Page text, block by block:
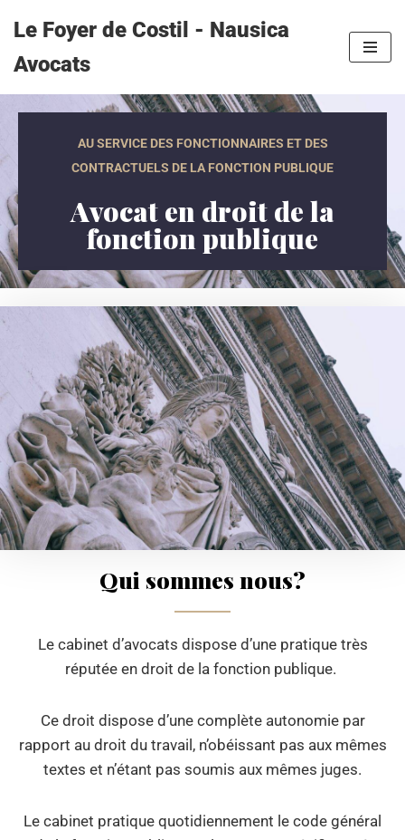
au
contenu
Le Foyer de Costil - Nausica
Avocats
AU SERVICE DES FONCTIONNAIRES ET DES
CONTRACTUELS DE LA FONCTION PUBLIQUE
Avocat en droit de la
fonction publique
Qui sommes nous?
Le cabinet d’avocats dispose d’une pratique très
réputée en droit de la fonction publique.
Ce droit dispose d’une complète autonomie par
rapport au droit du travail, n’obéissant pas aux mêmes
textes et n’étant pas soumis aux mêmes juges.
Le cabinet pratique quotidiennement le code général